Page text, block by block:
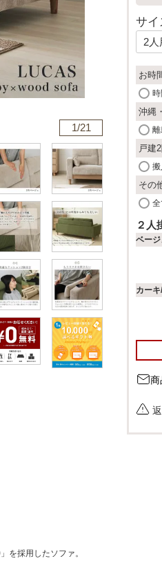
1/21
サイ
お時
沖縄
戸建
その
２人
ベー
カー
商
を採用したソファ。